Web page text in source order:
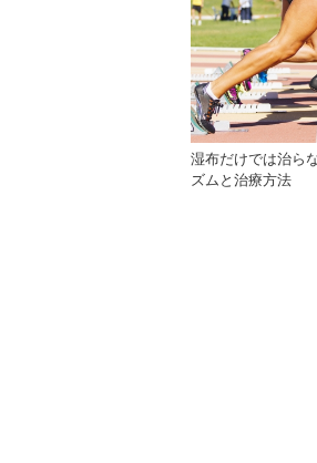
湿布だけでは治ら
ズムと治療方法